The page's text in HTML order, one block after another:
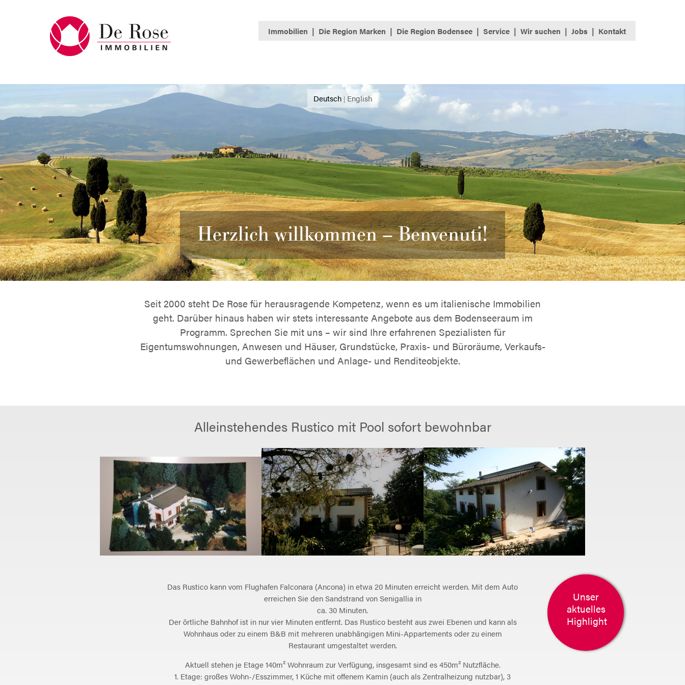
Immobilien Die Region Marken Die Region Bodensee Service Wir suchen Jobs Kontakt
Herzlich willkommen – Benvenuti!
Deutsch English
Seit 2000 steht De Rose für herausragende Kompetenz, wenn es um italienische Immobilien
geht. Darüber hinaus haben wir stets interessante Angebote aus dem Bodenseeraum im
Programm. Sprechen Sie mit uns – wir sind Ihre erfahrenen Spezialisten für
Eigentumswohnungen, Anwesen und Häuser, Grundstücke, Praxis- und Büroräume, Verkaufs-
und Gewerbeflächen und Anlage- und Renditeobjekte.
Alleinstehendes Rustico mit Pool sofort bewohnbar
Unser
aktuelles
Highlight
Das Rustico kann vom Flughafen Falconara (Ancona) in etwa 20 Minuten erreicht werden. Mit dem Auto
erreichen Sie den Sandstrand von Senigallia in
ca. 30 Minuten.
Der örtliche Bahnhof ist in nur vier Minuten entfernt. Das Rustico besteht aus zwei Ebenen und kann als
Wohnhaus oder zu einem B&B mit mehreren unabhängigen Mini-Appartements oder zu einem
Restaurant umgestaltet werden.
Aktuell stehen je Etage 140m² Wohnraum zur Verfügung, insgesamt sind es 450m² Nutzfläche.
1. Etage: großes Wohn-/Esszimmer, 1 Küche mit offenem Kamin (auch als Zentralheizung nutzbar), 3